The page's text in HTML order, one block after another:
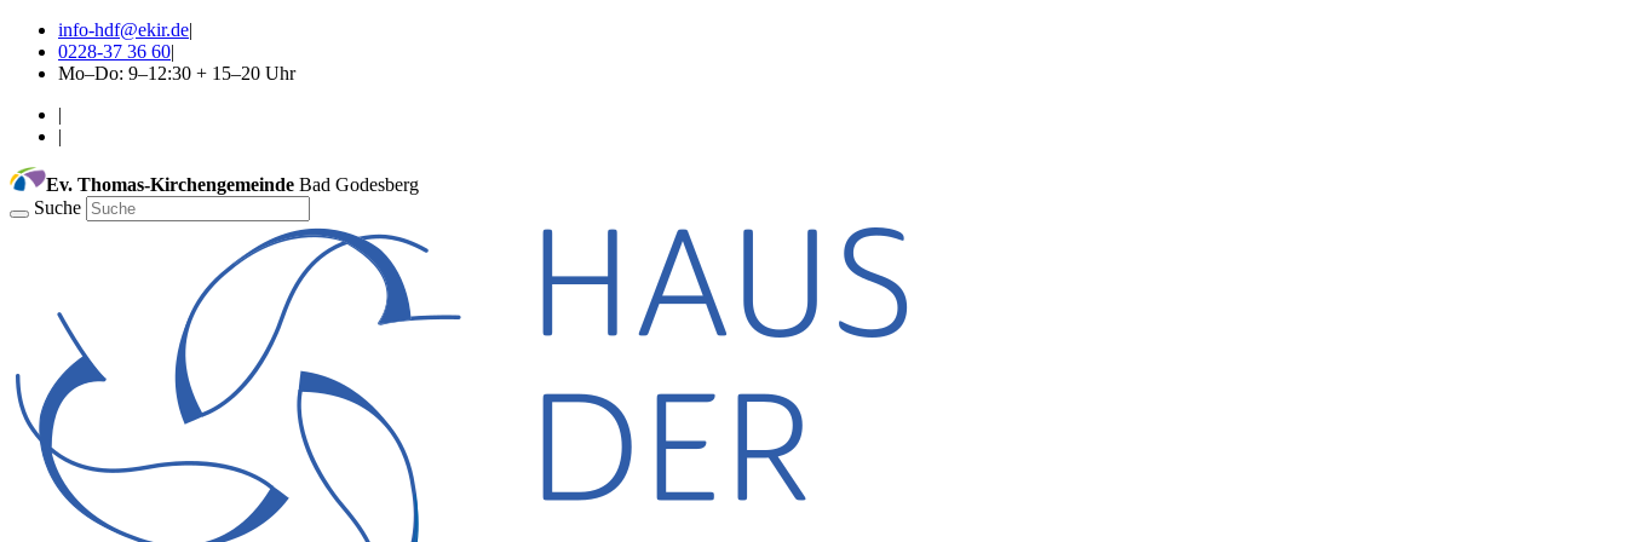
info-hdf@ekir.de|
0228-37 36 60|
Mo–Do: 9–12:30 + 15–20 Uhr
|
|
Ev. Thomas-Kirchengemeinde Bad Godesberg
Suche